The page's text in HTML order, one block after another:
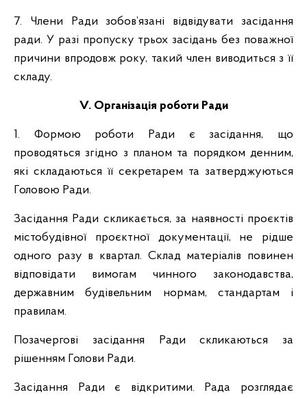
7. Члени Ради зобов’язані відвідувати засідання
ради. У разі пропуску трьох засідань без поважної
причини впродовж року, такий член виводиться з її
складу.
V. Організація роботи Ради
1. Формою роботи Ради є засідання, що
проводяться згідно з планом та порядком денним,
які складаються її секретарем та затверджуються
Головою Ради.
Засідання Ради скликається, за наявності проєктів
містобудівної проєктної документації, не рідше
одного разу в квартал. Склад матеріалів повинен
відповідати вимогам чинного законодавства,
державним будівельним нормам, стандартам і
правилам.
Позачергові засідання Ради скликаються за
рішенням Голови Ради.
Засідання Ради є відкритими. Рада розглядає